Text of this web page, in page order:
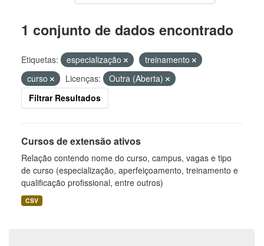
1 conjunto de dados encontrado
Etiquetas: especialização
treinamento
curso
Licenças:
Outra (Aberta)
Filtrar Resultados
Cursos de extensão ativos
Relação contendo nome do curso, campus, vagas e tipo
de curso (especialização, aperfeiçoamento, treinamento e
qualificação profissional, entre outros)
CSV